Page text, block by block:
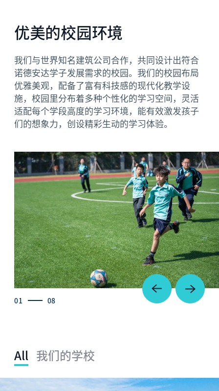
优美的校园环境
我们与世界知名建筑公司合作，共同设计出符合
诺德安达学子发展需求的校园。我们的校园布局
优雅美观，配备了富有科技感的现代化教学设
施，校园里分布着多种个性化的学习空间，灵活
适配每个学段高度的学习环境，能有效激发孩子
们的想象力，创设精彩生动的学习体验。
01 08
All 我们的学校